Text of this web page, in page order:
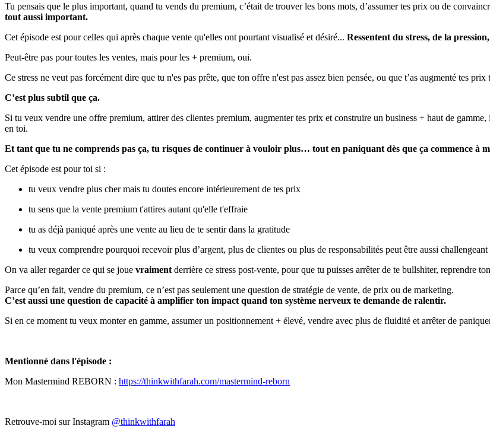
Tu pensais que le plus important, quand tu vends du premium, c’était de trouver les bons mots, d’assumer tes prix ou de
tout aussi important.
Cet épisode est pour celles qui après chaque vente qu'elles ont pourtant visualisé et désiré... Ressentent du stress, de la
Peut-être pas pour toutes les ventes, mais pour les + premium, oui.
Ce stress ne veut pas forcément dire que tu n'es pas prête, que ton offre n'est pas assez bien pensée, ou que t’as augmenté tes prix
C’est plus subtil que ça.
Si tu veux vendre une offre premium, attirer des clientes premium, augmenter tes prix et construire un business + haut de
en toi.
Et tant que tu ne comprends pas ça, tu risques de continuer à vouloir plus… tout en paniquant dès que ça commence à
Cet épisode est pour toi si :
tu veux vendre plus cher mais tu doutes encore intérieurement de tes prix
tu sens que la vente premium t'attires autant qu'elle t'effraie
tu as déjà paniqué après une vente au lieu de te sentir dans la gratitude
tu veux comprendre pourquoi recevoir plus d’argent, plus de clientes ou plus de responsabilités peut être aussi challengeant
On va aller regarder ce qui se joue vraiment derrière ce stress post-vente, pour que tu puisses arrêter de te bullshiter, reprendre
Parce qu’en fait, vendre du premium, ce n’est pas seulement une question de stratégie de vente, de prix ou de marketing.
C’est aussi une question de capacité à amplifier ton impact quand ton système nerveux te demande de ralentir.
Si en ce moment tu veux monter en gamme, assumer un positionnement + élevé, vendre avec plus de fluidité et arrêter de
Mentionné dans l'épisode :
Mon Mastermind REBORN : https://thinkwithfarah.com/mastermind-reborn
Retrouve-moi sur Instagram @thinkwithfarah